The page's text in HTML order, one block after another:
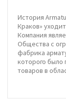
История
Краков»
Компания
Общества с
фабрика
которого было
товаров в